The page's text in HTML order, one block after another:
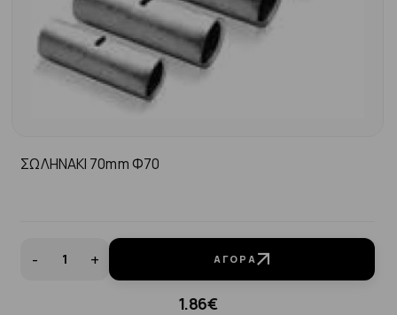
ΣΩΛΗΝΑΚΙ 70mm Φ70
- + ΑΓΟΡΆ
1.86€